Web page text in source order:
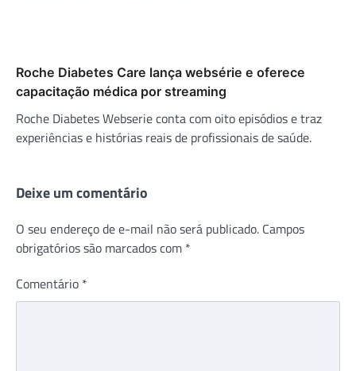
Roche Diabetes Care lança websérie e oferece
capacitação médica por streaming
Roche Diabetes Webserie conta com oito episódios e traz
experiências e histórias reais de profissionais de saúde.
Deixe um comentário
O seu endereço de e-mail não será publicado. Campos
obrigatórios são marcados com *
Comentário *